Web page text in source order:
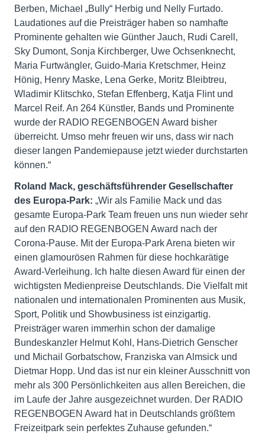
Berben, Michael „Bully“ Herbig und Nelly Furtado.
Laudationes auf die Preisträger haben so namhafte
Prominente gehalten wie Günther Jauch, Rudi Carell,
Sky Dumont, Sonja Kirchberger, Uwe Ochsenknecht,
Maria Furtwängler, Guido-Maria Kretschmer, Heinz
Hönig, Henry Maske, Lena Gerke, Moritz Bleibtreu,
Wladimir Klitschko, Stefan Effenberg, Katja Flint und
Marcel Reif. An 264 Künstler, Bands und Prominente
wurde der RADIO REGENBOGEN Award bisher
überreicht. Umso mehr freuen wir uns, dass wir nach
dieser langen Pandemiepause jetzt wieder durchstarten
können.“
Roland Mack, geschäftsführender Gesellschafter
des Europa-Park: „Wir als Familie Mack und das
gesamte Europa-Park Team freuen uns nun wieder sehr
auf den RADIO REGENBOGEN Award nach der
Corona-Pause. Mit der Europa-Park Arena bieten wir
einen glamourösen Rahmen für diese hochkarätige
Award-Verleihung. Ich halte diesen Award für einen der
wichtigsten Medienpreise Deutschlands. Die Vielfalt mit
nationalen und internationalen Prominenten aus Musik,
Sport, Politik und Showbusiness ist einzigartig.
Preisträger waren immerhin schon der damalige
Bundeskanzler Helmut Kohl, Hans-Dietrich Genscher
und Michail Gorbatschow, Franziska van Almsick und
Dietmar Hopp. Und das ist nur ein kleiner Ausschnitt von
mehr als 300 Persönlichkeiten aus allen Bereichen, die
im Laufe der Jahre ausgezeichnet wurden. Der RADIO
REGENBOGEN Award hat in Deutschlands größtem
Freizeitpark sein perfektes Zuhause gefunden.“